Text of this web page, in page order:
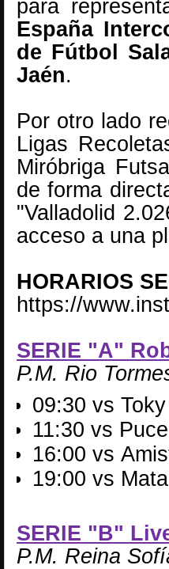
para
España
de Fútbol
Jaén.
Por otro lado
Ligas
Miróbriga
de forma
"Valladolid
acceso a una
HORARIOS
https://
SERIE "A"
P.M. Rio
09:30 vs
11:30 vs
16:00 vs
19:00 vs
SERIE "B"
P.M. Reina